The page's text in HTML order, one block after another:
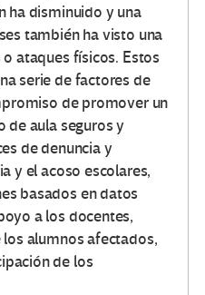
ha disminuido y una
también ha visto una
ataques físicos. Estos
serie de factores de
de promover un
de aula seguros y
de denuncia y
y el acoso escolares,
basados en datos
a los docentes,
alumnos afectados,
de los